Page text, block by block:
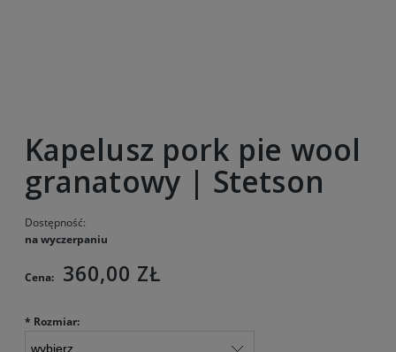
Kapelusz pork pie wool
granatowy | Stetson
Dostępność:
na wyczerpaniu
Cena: 360,00 ZŁ
* Rozmiar: